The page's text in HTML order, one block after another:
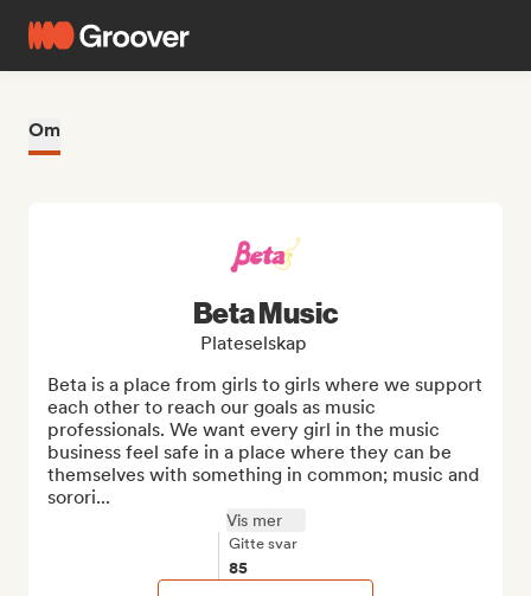
Om
Beta Music
Plateselskap
Beta is a place from girls to girls where we support
each other to reach our goals as music
professionals. We want every girl in the music
business feel safe in a place where they can be
themselves with something in common; music and
sorori...
Vis mer
Gitte svar
85